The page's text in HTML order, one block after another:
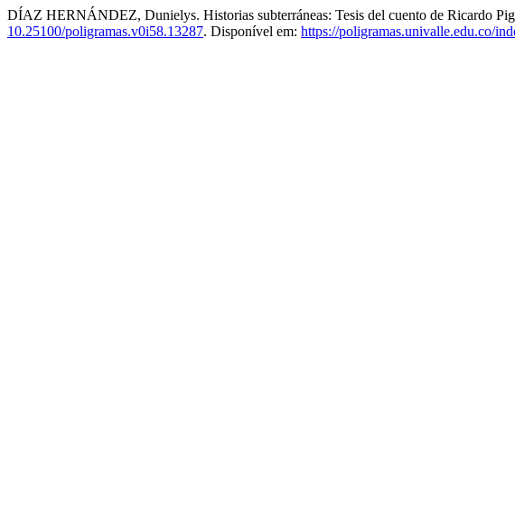
DÍAZ HERNÁNDEZ, Dunielys. Historias subterráneas: Tesis del cuento de Ricardo
10.25100/poligramas.v0i58.13287. Disponível em: https://poligramas.univalle.edu.co/